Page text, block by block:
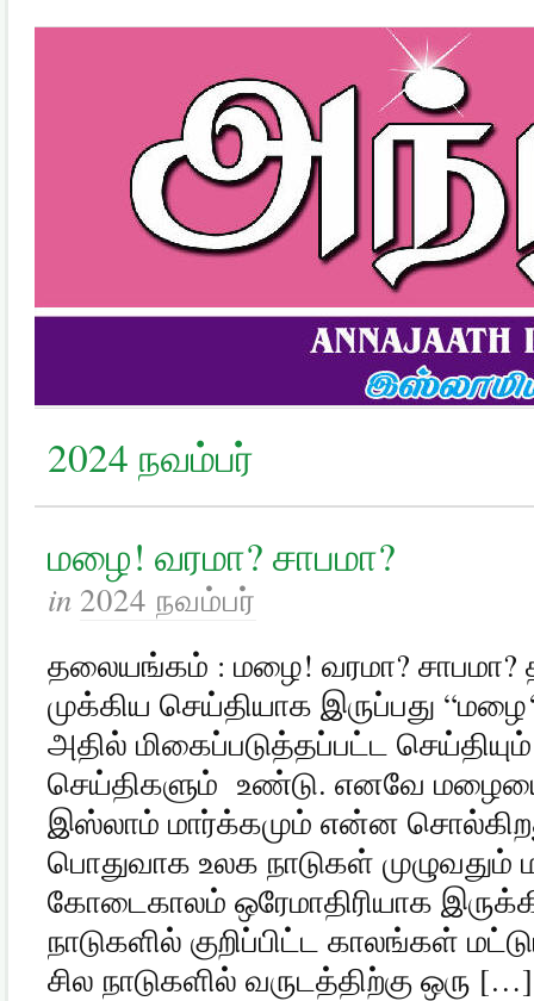
2024 நவம்பர்
மழை! வரமா? சாபமா?
in 2024 நவம்பர்
தலையங்கம் : மழை! வரமா? சாபமா?
முக்கிய செய்தியாக இருப்பது
அதில் மிகைப்படுத்தப்பட்ட
செய்திகளும் உண்டு. எனவே
இஸ்லாம் மார்க்கமும் என்ன
பொதுவாக உலக நாடுகள்
கோடைகாலம் ஒரேமாதிரியாக
நாடுகளில் குறிப்பிட்ட காலங்கள்
சில நாடுகளில் வருடத்திற்கு ஒரு […]